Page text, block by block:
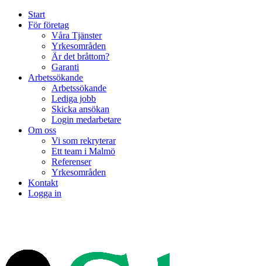
Start
För företag
Våra Tjänster
Yrkesområden
Är det bråttom?
Garanti
Arbetssökande
Arbetssökande
Lediga jobb
Skicka ansökan
Login medarbetare
Om oss
Vi som rekryterar
Ett team i Malmö
Referenser
Yrkesområden
Kontakt
Logga in